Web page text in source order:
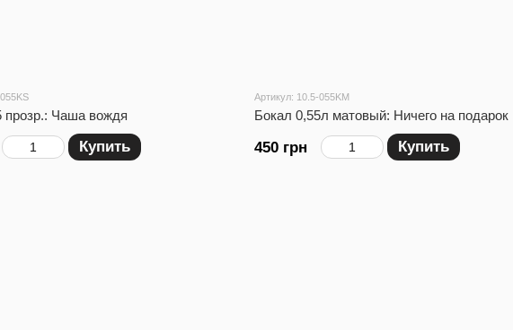
прозр.: Чаша вождя
Купить
Артикул: 10.5-055KM
Бокал 0,55л матовый: Ничего на подарок
450 грн Купить